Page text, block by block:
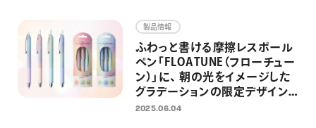
製品情報
ふわっと書ける摩擦レスボール
ペン「FLOATUNE（フローチュー
ン）」に、 朝の光をイメージした
グラデーションの限定デザイン
が登場
2025.06.04